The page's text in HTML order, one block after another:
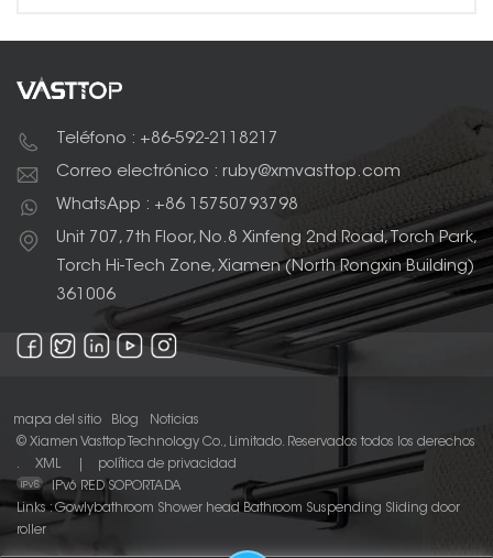
Teléfono : +86-592-2118217
Correo electrónico : ruby@xmvasttop.com
WhatsApp : +86 15750793798
Unit 707, 7th Floor, No.8 Xinfeng 2nd Road, Torch Park,
Torch Hi-Tech Zone, Xiamen (North Rongxin Building)
361006
mapa del sitio Blog
Noticias
© Xiamen Vasttop Technology Co., Limitado. Reservados todos los derechos
.
XML
política de privacidad
IPv6 RED SOPORTADA
Links :Gowlybathroom Shower head Bathroom Suspending Sliding door
roller